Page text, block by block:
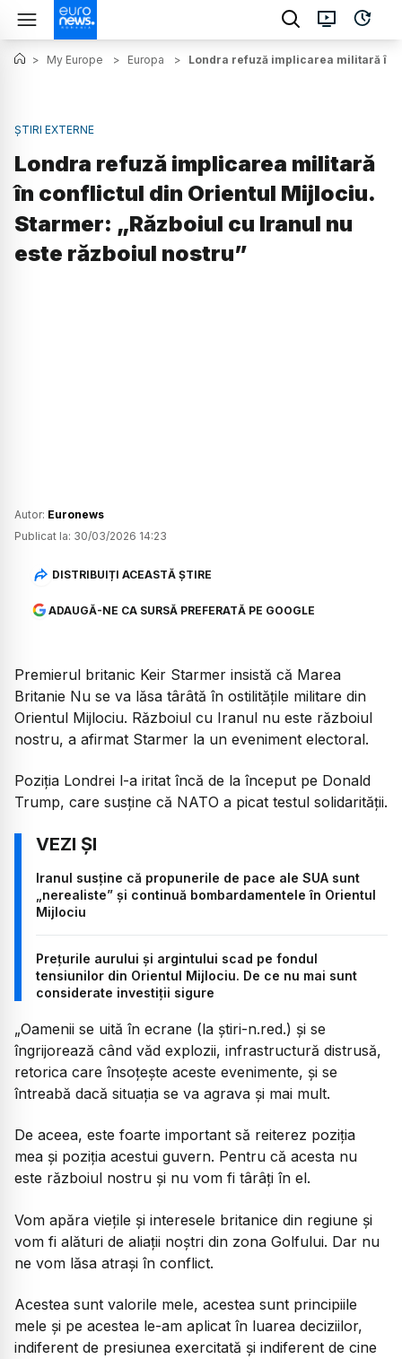
> My Europe > Europa > Londra refuză implicarea militară în
ȘTIRI EXTERNE
Londra refuză implicarea militară
în conflictul din Orientul Mijlociu.
Starmer: „Războiul cu Iranul nu
este războiul nostru”
Autor: Euronews
Publicat la: 30/03/2026 14:23
DISTRIBUIȚI ACEASTĂ ȘTIRE
ADAUGĂ-NE CA SURSĂ PREFERATĂ PE GOOGLE
Premierul britanic Keir Starmer insistă că Marea
Britanie Nu se va lăsa târâtă în ostilitățile militare din
Orientul Mijlociu. Războiul cu Iranul nu este războiul
nostru, a afirmat Starmer la un eveniment electoral.
Poziția Londrei l-a iritat încă de la început pe Donald
Trump, care susține că NATO a picat testul solidarității.
Iranul susține că propunerile de pace ale SUA sunt
„nerealiste” și continuă bombardamentele în Orientul
Mijlociu
Prețurile aurului și argintului scad pe fondul
tensiunilor din Orientul Mijlociu. De ce nu mai sunt
considerate investiții sigure
„Oamenii se uită în ecrane (la știri-n.red.) și se
îngrijorează când văd explozii, infrastructură distrusă,
retorica care însoțește aceste evenimente, și se
întreabă dacă situația se va agrava și mai mult.
De aceea, este foarte important să reiterez poziția
mea și poziția acestui guvern. Pentru că acesta nu
este războiul nostru și nu vom fi târâți în el.
Vom apăra viețile și interesele britanice din regiune și
vom fi alături de aliații noștri din zona Golfului. Dar nu
ne vom lăsa atrași în conflict.
Acestea sunt valorile mele, acestea sunt principiile
mele și pe acestea le-am aplicat în luarea deciziilor,
indiferent de presiunea exercitată și indiferent de cine